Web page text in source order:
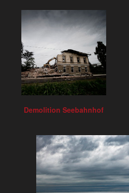
Demolition Seebahnhof